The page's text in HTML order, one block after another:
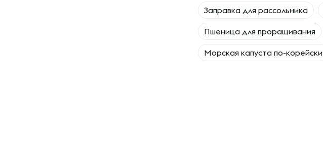
Заправка для рассольника
Пшеница для проращивания
Морская капуста по-корейски